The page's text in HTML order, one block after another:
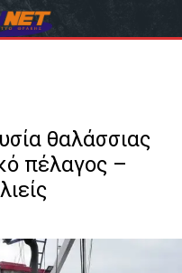
θαλάσσιας
πέλαγος –